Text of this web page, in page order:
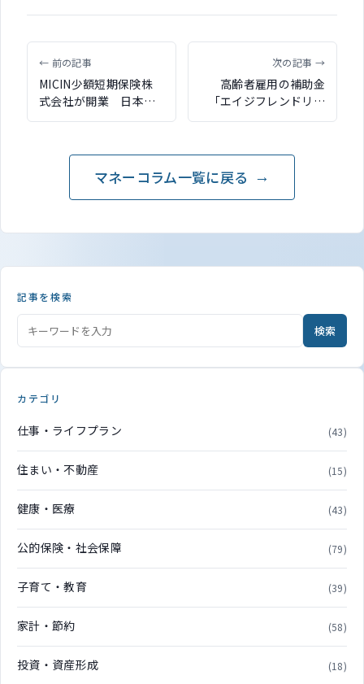
← 前の記事
MICIN少額短期保険株
式会社が開業 日本初
の乳がん・子宮頸が
向け保険を発売
次の記事 →
高齢者雇用の補助金
「エイジフレンドリー
補助金」の締切が10月
マネーコラム一覧に戻る
記事を検索
検索
カテゴリ
仕事・ライフプラン (43)
住まい・不動産 (15)
健康・医療 (43)
公的保険・社会保障 (79)
子育て・教育 (39)
家計・節約 (58)
投資・資産形成 (18)